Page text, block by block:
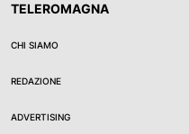
TELEROMAGNA
CHI SIAMO
REDAZIONE
ADVERTISING